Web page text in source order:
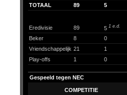
TOTAAL
89 5
Eredivisie 89 5 1 e.d.
Beker
8 0
Vriendschappelijk 21 1
Play-offs
1 0
Gespeeld tegen NEC
COMPETITIE